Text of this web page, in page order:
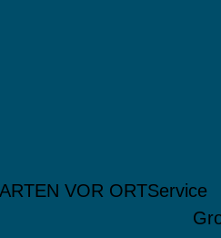
VOR ORTService